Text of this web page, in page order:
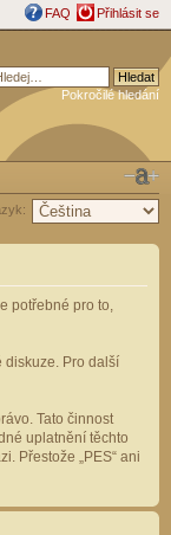
FAQ Přihlásit se
Pokročilé hledání
potřebné pro to,
diskuze. Pro další
Tato činnost
uplatnění těchto
Přestože „PES“ ani